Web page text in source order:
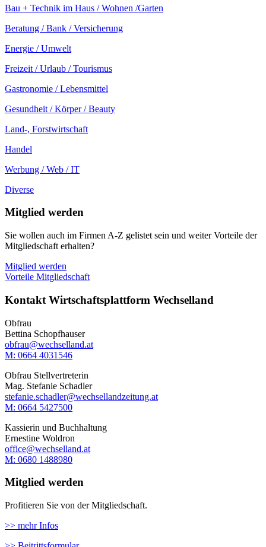
Bau + Technik im Haus / Wohnen /Garten
Beratung / Bank / Versicherung
Energie / Umwelt
Freizeit / Urlaub / Tourismus
Gastronomie / Lebensmittel
Gesundheit / Körper / Beauty
Land-, Forstwirtschaft
Handel
Werbung / Web / IT
Diverse
Mitglied werden
Sie wollen auch im Firmen A-Z gelistet sein und weiter Vorteile der
Mitgliedschaft erhalten?
Mitglied werden
Vorteile Mitgliedschaft
Kontakt Wirtschaftsplattform Wechselland
Obfrau
Bettina Schopfhauser
obfrau@wechselland.at
M: 0664 4031546
Obfrau Stellvertreterin
Mag. Stefanie Schadler
stefanie.schadler@wechsellandzeitung.at
M: ‭0664 5427500‬
Kassierin und Buchhaltung
Ernestine Woldron
office@wechselland.at
M: ‭0680 1488980‬
Mitglied werden
Profitieren Sie von der Mitgliedschaft.
>> mehr Infos